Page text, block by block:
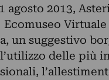
agosto 2013,
Ecomuseo
un suggestivo
delle più